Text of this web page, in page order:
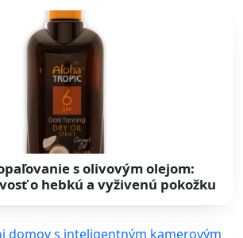
s olivovým olejom:
o hebkú a vyživenú pokožku